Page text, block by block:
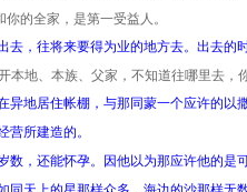
的全家，是第一受益人。
，往将来要得为业的地方去。出去的
地、本族、父家，不知道往哪里去，
地居住帐棚，与那同蒙一个应许的以
营所建造的。
，还能怀孕。因他以为那应许他的是可